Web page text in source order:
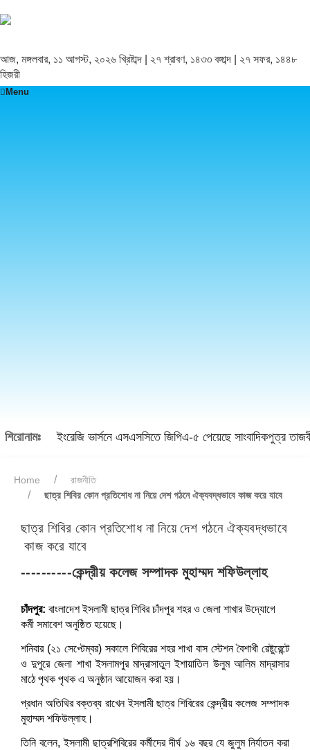
আজ, মঙ্গলবার, ১১ আগস্ট, ২০২৬ খ্রিষ্টাব্দ | ২৭ শ্রাবণ, ১৪৩৩ বঙ্গাব্দ | ২৭ সফর, ১৪৪৮
হিজরী
Menu
শিরোনামঃ ইংরেজি ভার্সনে এসএসসিতে জিপিএ-৫ পেয়েছে সাংবাদিকপুত্র
Home
রাজনীতি
ছাত্র শিবির কোন প্রতিশোধ না নিয়ে দেশ গঠনে ঐক্যবদ্ধভাবে কাজ করে যাবে
ছাত্র শিবির কোন প্রতিশোধ না নিয়ে দেশ গঠনে ঐক্যবদ্ধভাবে
কাজ করে যাবে
----------কেন্দ্রীয় কলেজ সম্পাদক মুহাম্মদ শফিউল্লাহ
বাংলাদেশ ইসলামী ছাত্র শিবির চাঁদপুর শহর ও জেলা শাখার
সমাবেশে প্রধান অতিথির বক্তব্য রাখছেন ইসলামী ছাত্র শিবিরের
মুহাম্মদ শফিউল্লাহ।
চাঁদপুর: বাংলাদেশ ইসলামী ছাত্র শিবির চাঁদপুর শহর ও জেলা শাখার উদ্যোগে
কর্মী সমাবেশ অনুষ্ঠিত হয়েছে।
শনিবার (২১ সেপ্টেম্বর) সকালে শিবিরের শহর শাখা বাস স্টেশন বৈশাখী রেষ্টুরেন্টে
ও দুপুরে জেলা শাখা ইসলামপুর মাদ্রাসাতুল ইশায়াতিল উলুম আলিম মাদ্রাসার
মাঠে পৃথক পৃথক এ অনুষ্ঠান আয়োজন করা হয়।
প্রধান অতিথির বক্তব্য রাখেন ইসলামী ছাত্র শিবিরের কেন্দ্রীয় কলেজ সম্পাদক
মুহাম্মদ শফিউল্লাহ।
তিনি বলেন, ইসলামী ছাত্রশিবিরের কর্মীদের দীর্ঘ ১৬ বছর যে জুলুম নির্যাতন করা